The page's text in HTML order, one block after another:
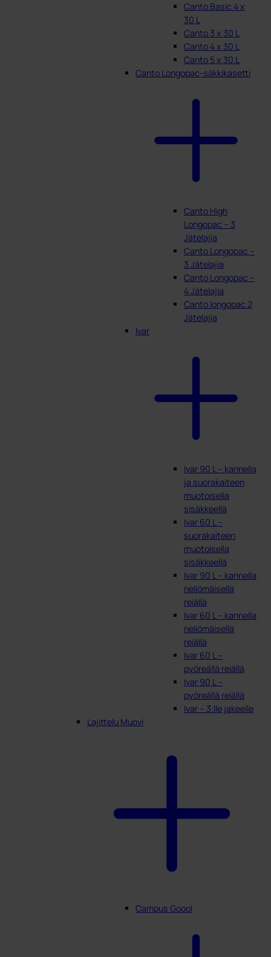
Canto Basic 4 x
30 L
Canto 3 x 30 L
Canto 4 x 30 L
Canto 5 x 30 L
Canto Longopac-säkkikasetti
Canto High
Longopac – 3
Jätelajia
Canto Longopac –
3 Jätelajia
Canto Longopac –
4 Jätelajia
Canto longopac 2
Jätelajia
Ivar
Ivar 90 L – kannella
ja suorakaiteen
muotoisella
sisäkkeellä
Ivar 60 L –
suorakaiteen
muotoisella
sisäkkeellä
Ivar 90 L – kannella
neliömäisellä
reiällä
Ivar 60 L – kannella
neliömäisellä
reiällä
Ivar 60 L –
pyöreällä reiällä
Ivar 90 L –
pyöreällä reiällä
Ivar – 3:lle jakeelle
Lajittelu Muovi
Campus Goool